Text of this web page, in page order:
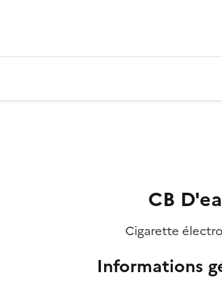
CB
Cigarette
Informations